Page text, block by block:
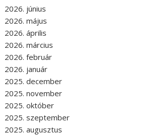
2026. június
2026. május
2026. április
2026. március
2026. február
2026. január
2025. december
2025. november
2025. október
2025. szeptember
2025. augusztus